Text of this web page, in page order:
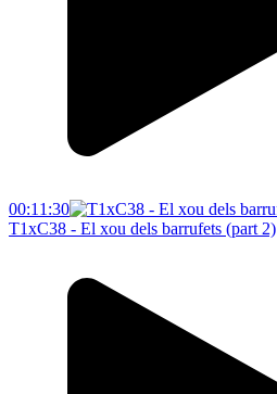
00:11:30
T1xC38 - El xou dels barrufets (part 2)